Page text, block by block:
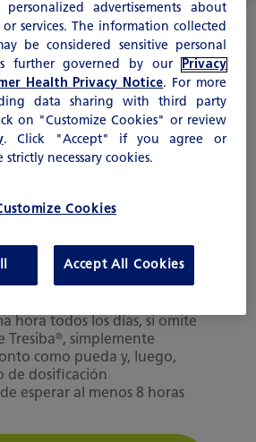
Tresiba
diabetes, Tresiba® se debe
al día, en cualquier momento
hora todos los días, si omite
Tresiba® , simplemente
como pueda y, luego,
de dosificación
esperar al menos 8 horas
advertisements about
services. The information collected
be considered sensitive personal
further governed by our
Privacy
Health Privacy Notice. For more
data sharing with third party
on "Customize Cookies" or review
. Click "Accept" if you agree or
necessary cookies.
Cookies
Accept All Cookies